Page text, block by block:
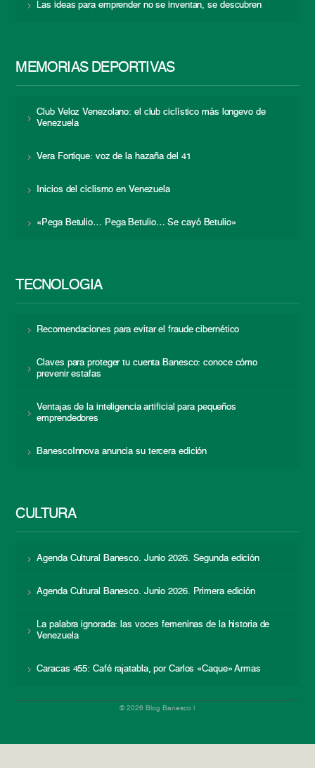
Las ideas para emprender no se inventan, se descubren
MEMORIAS DEPORTIVAS
Club Veloz Venezolano: el club ciclístico más longevo de
Venezuela
Vera Fortique: voz de la hazaña del 41
Inicios del ciclismo en Venezuela
«Pega Betulio… Pega Betulio… Se cayó Betulio»
TECNOLOGÍA
Recomendaciones para evitar el fraude cibernético
Claves para proteger tu cuenta Banesco: conoce cómo
prevenir estafas
Ventajas de la inteligencia artificial para pequeños
emprendedores
BanescoInnova anuncia su tercera edición
CULTURA
Agenda Cultural Banesco. Junio 2026. Segunda edición
Agenda Cultural Banesco. Junio 2026. Primera edición
La palabra ignorada: las voces femeninas de la historia de
Venezuela
Caracas 455: Café rajatabla, por Carlos «Caque» Armas
© 2026 Blog Banesco |